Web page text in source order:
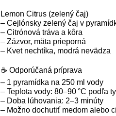
Lemon Citrus (zelený čaj)
– Cejlónsky zelený čaj v
– Citrónová tráva a kôra
– Zázvor, mäta prieporná
– Kvet nechtíka, modrá nevädza
☕ Odporúčaná príprava
– 1 pyramídka na 250 ml vody
– Teplota vody: 80–90 °C podľa
– Doba lúhovania: 2–3 minúty
– Možno dochutiť medom alebo